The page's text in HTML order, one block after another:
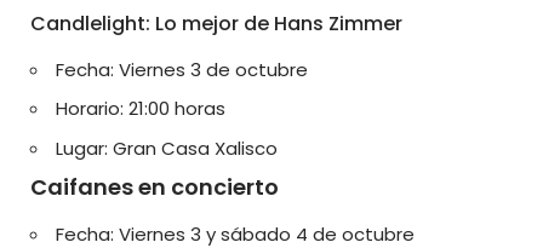
Candlelight: Lo mejor de Hans Zimmer
Fecha: Viernes 3 de octubre
Horario: 21:00 horas
Lugar: Gran Casa Xalisco
Caifanes en concierto
Fecha: Viernes 3 y sábado 4 de octubre